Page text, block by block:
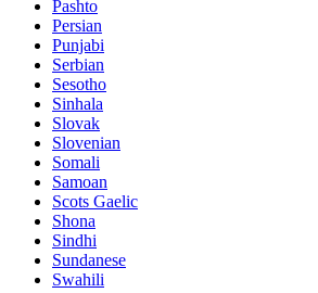
Pashto
Persian
Punjabi
Serbian
Sesotho
Sinhala
Slovak
Slovenian
Somali
Samoan
Scots Gaelic
Shona
Sindhi
Sundanese
Swahili